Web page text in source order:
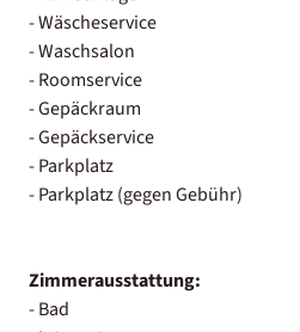
- Wäscheservice
- Waschsalon
- Roomservice
- Gepäckraum
- Gepäckservice
- Parkplatz
- Parkplatz (gegen Gebühr)
Zimmerausstattung:
- Bad